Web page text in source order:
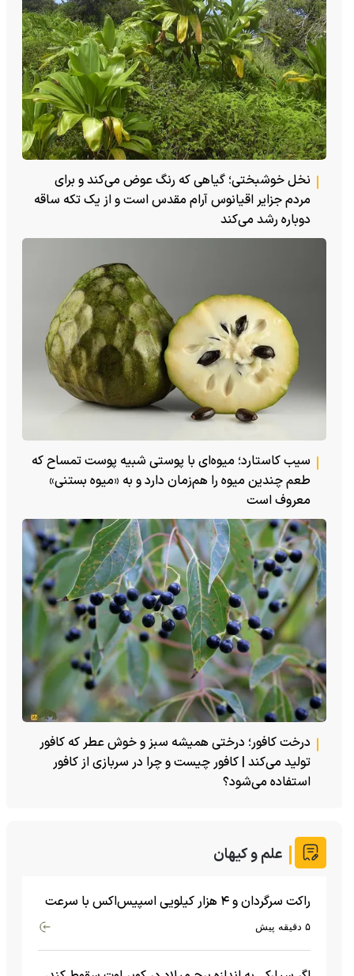
نخل خوشبختی؛ گیاهی که رنگ عوض می‌کند و برای
مردم جزایر اقیانوس آرام مقدس است و از یک تکه ساقه
دوباره رشد می‌کند
سیب کاستارد؛ میوه‌ای با پوستی شبیه پوست تمساح که
طعم چندین میوه را هم‌زمان دارد و به «میوه بستنی»
معروف است
درخت کافور؛ درختی همیشه سبز و خوش عطر که کافور
تولید می‌کند | کافور چیست و چرا در سربازی از کافور
استفاده می‌شود؟
علم و کیهان
راکت سرگردان و ۴ هزار کیلویی اسپیس‌اکس با سرعت
هشت هزار و ۶۹۰ کیلومتر در ساعت به ماه برخورد کرد
۵ دقیقه پیش